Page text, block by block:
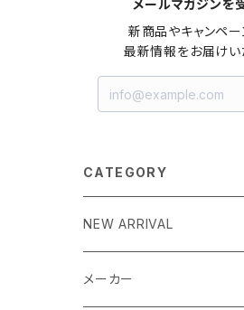
メールマガジンを
新商品やキャンペー
最新情報をお届けい
CATEGORY
NEW ARRIVAL
メーカー